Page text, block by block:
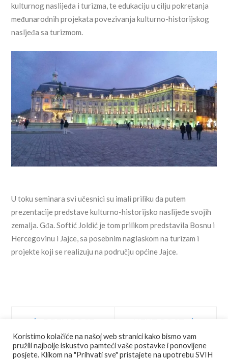
kulturnog naslijeđa i turizma, te edukaciju u cilju pokretanja
međunarodnih projekata povezivanja kulturno-historijskog
nasljeđa sa turizmom.
U toku seminara svi učesnici su imali priliku da putem
prezentacije predstave kulturno-historijsko naslijeđe svojih
zemalja. Gđa. Softić Joldić je tom prilikom predstavila Bosnu i
Hercegovinu i Jajce, sa posebnim naglaskom na turizam i
projekte koji se realizuju na području općine Jajce.
Navigacija
objava
PREV POST NEXT POST
Koristimo kolačiće na našoj web stranici kako bismo vam
pružili najbolje iskustvo pamteći vaše postavke i ponovljene
posjete. Klikom na "Prihvati sve" pristajete na upotrebu SVIH